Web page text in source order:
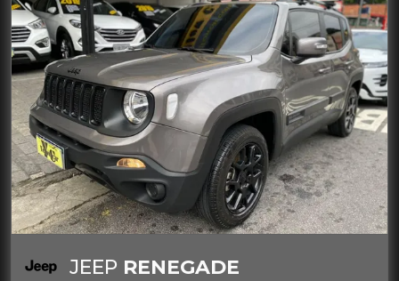
JEEP RENEGADE